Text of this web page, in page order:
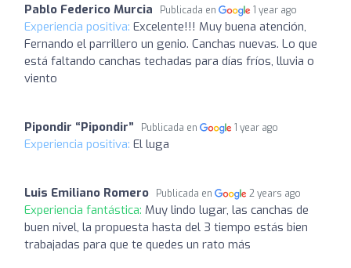
Pablo Federico Murcia Publicada en 1 year ago
Experiencia positiva: Excelente!!! Muy buena atención,
Fernando el parrillero un genio. Canchas nuevas. Lo que
está faltando canchas techadas para días fríos, lluvia o
viento
Pipondir “Pipondir” Publicada en 1 year ago
Experiencia positiva: El luga
Luis Emiliano Romero Publicada en 2 years ago
Experiencia fantástica: Muy lindo lugar, las canchas de
buen nivel, la propuesta hasta del 3 tiempo estás bien
trabajadas para que te quedes un rato más